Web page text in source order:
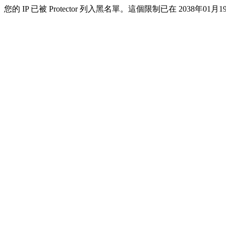
您的 IP 已被 Protector 列入黑名單。這個限制已在 2038年01月